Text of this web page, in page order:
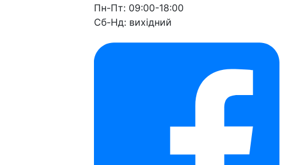
Пн-Пт: 09:00-18:00
Сб-Нд: вихідний